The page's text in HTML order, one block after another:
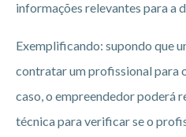
informações relevantes para a
Exemplificando: supondo que
contratar um profissional para
caso, o empreendedor poderá
técnica para verificar se o